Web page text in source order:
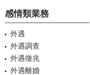
感情類業務
外遇
外遇調查
外遇徵兆
外遇離婚